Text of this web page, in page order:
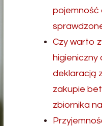
pojemność
Czy warto
higieniczny
deklaracją
zakupie
zbiornika